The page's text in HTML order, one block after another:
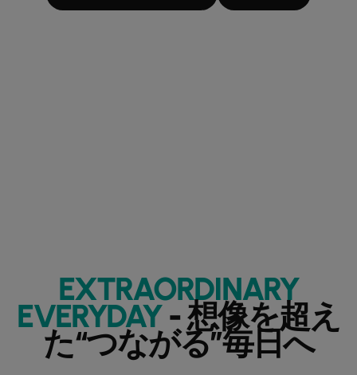
EXTRAORDINARY
EVERYDAY- 想像を超え
た“つながる”毎日へ